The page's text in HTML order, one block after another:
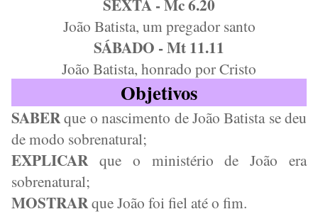
SEXTA - Mc 6.20
João Batista, um pregador santo
SÁBADO - Mt 11.11
João Batista, honrado por Cristo
Objetivos
SABERque o nascimento de João Batista se deu
de modo sobrenatural;
EXPLICAR que o ministério de João era
sobrenatural;
MOSTRARque João foi fiel até o fim.